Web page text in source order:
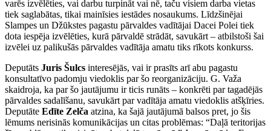
varēs izvēlēties, vai darbu turpināt vai nē, taču visiem darba vietas
tiek saglabātas, tikai mainīsies iestādes nosaukums. Līdzšinējai
Slampes un Džūkstes pagastu pārvaldes vadītājai Dacei Polei tiek
dota iespēja izvēlēties, kurā pārvaldē strādāt, savukārt – atbilstoši šai
izvēlei uz palikušās pārvaldes vadītāja amatu tiks rīkots konkurss.
Deputāts Juris Šulcs interesējās, vai ir prasīts arī abu pagastu
konsultatīvo padomju viedoklis par šo reorganizāciju. G. Važa
skaidroja, ka par šo jautājumu ir ticis runāts – konkrēti par tagadējās
pārvaldes sadalīšanu, savukārt par vadītāja amatu viedoklis atšķīries.
Deputāte Edīte Zelča atzina, ka šajā jautājumā balsos pret, jo šis
lēmums nerisinās komunikācijas un citas problēmas: “Daļā teritorijas